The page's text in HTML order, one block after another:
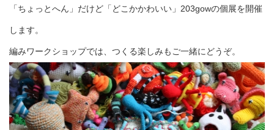
「ちょっとへん」だけど「どこかかわいい」203gowの個展を開催
します。
編みワークショップでは、つくる楽しみもご一緒にどうぞ。